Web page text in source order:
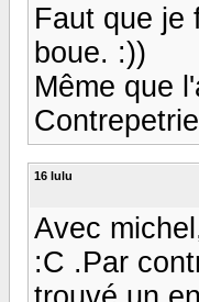
Faut que je
boue. :))
Même que
Contrepetrie
16 lulu
Avec
:C .Par